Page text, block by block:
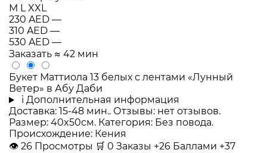
M LXXL
230 AED —
310 AED —
530 AED —
Заказать ≈ 42 мин
Букет Маттиола 13 белых с лентами «Лунный
Ветер» в Абу Даби
i Дополнительная информация
Доставка: 15-48 мин.. Отзывы: нет отзывов.
Размер: 40x50см. Категория: Без повода.
Происхождение: Кения
👁 26 Просмотры 🛒 0 Заказы +26 Баллами +37